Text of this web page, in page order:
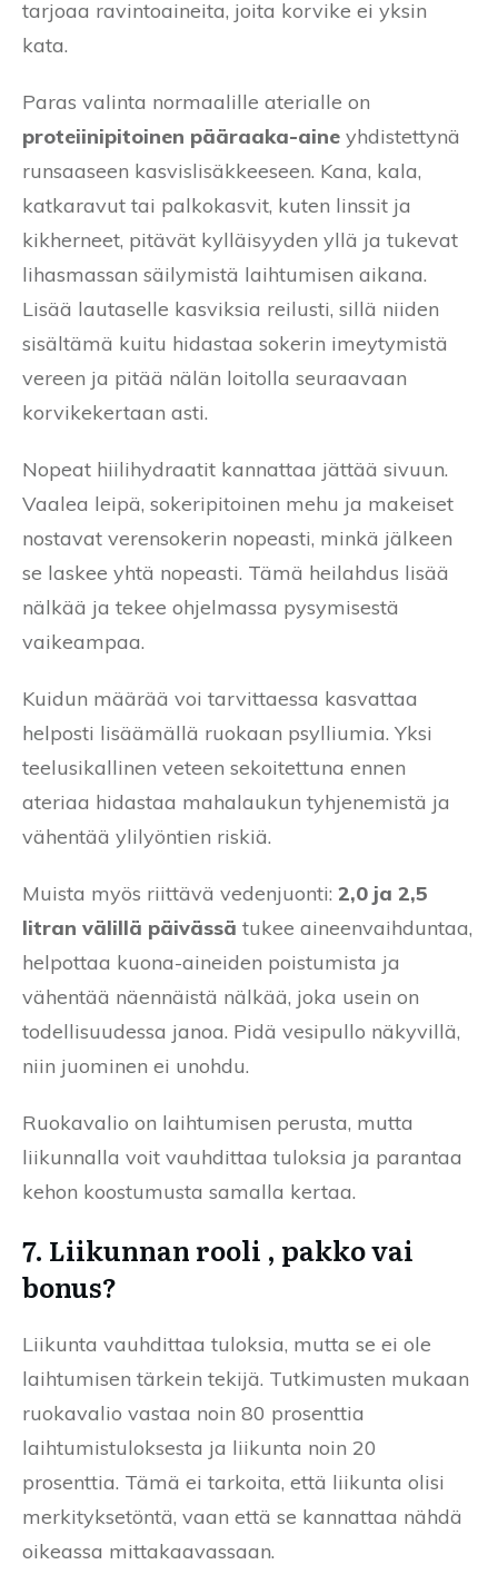
tarjoaa ravintoaineita, joita korvike ei yksin
kata.
Paras valinta normaalille aterialle on
proteiinipitoinen pääraaka-aine yhdistettynä
runsaaseen kasvislisäkkeeseen. Kana, kala,
katkaravut tai palkokasvit, kuten linssit ja
kikherneet, pitävät kylläisyyden yllä ja tukevat
lihasmassan säilymistä laihtumisen aikana.
Lisää lautaselle kasviksia reilusti, sillä niiden
sisältämä kuitu hidastaa sokerin imeytymistä
vereen ja pitää nälän loitolla seuraavaan
korvikekertaan asti.
Nopeat hiilihydraatit kannattaa jättää sivuun.
Vaalea leipä, sokeripitoinen mehu ja makeiset
nostavat verensokerin nopeasti, minkä jälkeen
se laskee yhtä nopeasti. Tämä heilahdus lisää
nälkää ja tekee ohjelmassa pysymisestä
vaikeampaa.
Kuidun määrää voi tarvittaessa kasvattaa
helposti lisäämällä ruokaan psylliumia. Yksi
teelusikallinen veteen sekoitettuna ennen
ateriaa hidastaa mahalaukun tyhjenemistä ja
vähentää ylilyöntien riskiä.
Muista myös riittävä vedenjuonti: 2,0 ja 2,5
litran välillä päivässä tukee aineenvaihduntaa,
helpottaa kuona-aineiden poistumista ja
vähentää näennäistä nälkää, joka usein on
todellisuudessa janoa. Pidä vesipullo näkyvillä,
niin juominen ei unohdu.
Ruokavalio on laihtumisen perusta, mutta
liikunnalla voit vauhdittaa tuloksia ja parantaa
kehon koostumusta samalla kertaa.
7. Liikunnan rooli , pakko vai
bonus?
Liikunta vauhdittaa tuloksia, mutta se ei ole
laihtumisen tärkein tekijä. Tutkimusten mukaan
ruokavalio vastaa noin 80 prosenttia
laihtumistuloksesta ja liikunta noin 20
prosenttia. Tämä ei tarkoita, että liikunta olisi
merkityksetöntä, vaan että se kannattaa nähdä
oikeassa mittakaavassaan.